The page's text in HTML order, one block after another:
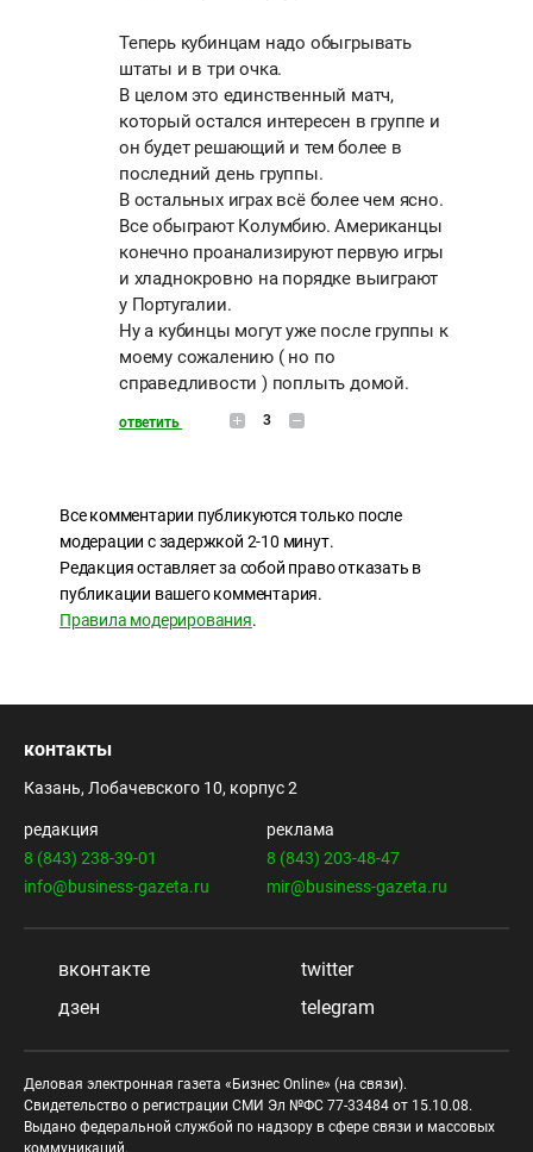
Теперь кубинцам надо обыгрывать
штаты и в три очка.
В целом это единственный матч,
который остался интересен в группе и
он будет решающий и тем более в
последний день группы.
В остальных играх всё более чем ясно.
Все обыграют Колумбию. Американцы
конечно проанализируют первую игры
и хладнокровно на порядке выиграют
у Португалии.
Ну а кубинцы могут уже после группы к
моему сожалению ( но по
справедливости ) поплыть домой.
ответить 3
Все комментарии публикуются только после
модерации с задержкой 2-10 минут.
Редакция оставляет за собой право отказать в
публикации вашего комментария.
Правила модерирования.
контакты
Казань, Лобачевского 10, корпус 2
редакция
8 (843) 238-39-01
info@business-gazeta.ru
реклама
8 (843) 203-48-47
mir@business-gazeta.ru
вконтакте
twitter
дзен
telegram
Деловая электронная газета «Бизнес Online» (на связи).
Свидетельство о регистрации СМИ Эл №ФС 77-33484 от 15.10.08.
Выдано федеральной службой по надзору в сфере связи и массовых